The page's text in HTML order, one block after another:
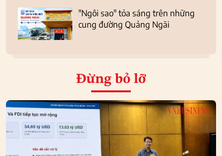
"Ngôi sao" tỏa sáng trên những
cung đường Quảng Ngãi
Đừng bỏ lỡ